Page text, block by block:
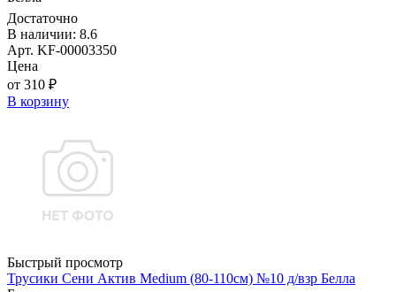
Достаточно
В наличии: 8.6
Арт. KF-00003350
Цена
от 310 ₽
В корзину
Быстрый просмотр
Трусики Сени Актив Medium (80-110см) №10 д/взр Белла